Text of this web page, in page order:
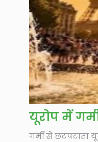
यूरोप में
गर्मी से छटपटाता